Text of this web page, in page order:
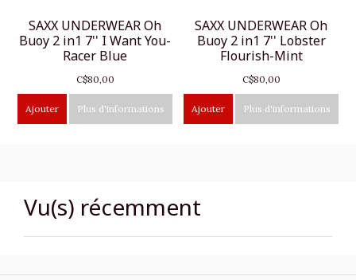
SAXX UNDERWEAR Oh
Buoy 2 in1 7'' I Want You-
Racer Blue
C$80,00
Ajouter Plus d'informations
SAXX UNDERWEAR Oh
Buoy 2 in1 7'' Lobster
Flourish-Mint
C$80,00
Ajouter Plus d'informations
Vu(s) récemment